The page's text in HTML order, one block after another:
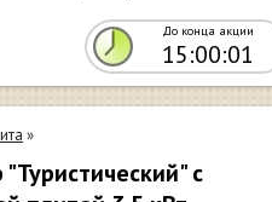
До конца акции
15:00:00
»
с